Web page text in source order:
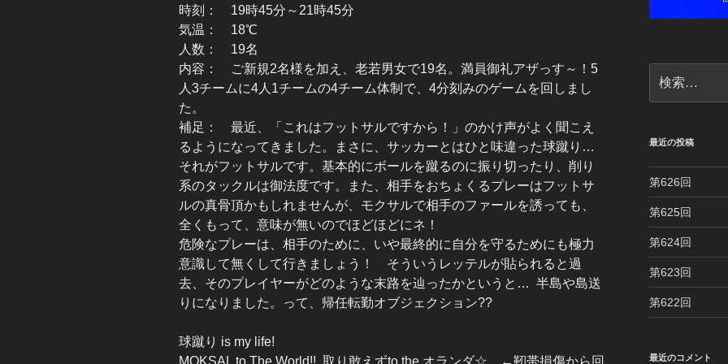
時刻： 19時45分～21時45分
気温： 18℃
人数： 19名
内容： ご新規2名様を加え、老若男女で19名。満員御礼アザっす～！5
人3チームに4人1チームの4チーム体制で、4分刻みのゲームを回しまし
た。
補足： 最近、「これはフットサルですから！」のかけ声がよく聞こえ
るようになってきました。まさに、サッカーとはひと味違った球蹴り…
それがフットサルです。基本的にボールを蹴るのに振り切ったり、削り
系のタックルは御法度です。また、相手をおちょくるプレーはフットサ
ルの真骨頂かもしれませんが、モクサルで相手のファールを誘っても、
全くもって、意味が無いのでほどほどにネ！
危険なプレーは、相手のために、いや最終的に自分を守るためにも極力
意識して無くして行きましょう！ そういうレッテルが貼られると過
去、そのプレイヤーがどのような末路を辿ったかというと… 半島や島送
りになりました。って、帰任転勤オブジェクション??
球蹴り is my life!
索:
最近の投稿
第626回
第625回
第624回
第623回
第622回
最近のコメント